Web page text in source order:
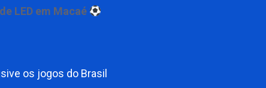
LED em Macaé
os jogos do Brasil